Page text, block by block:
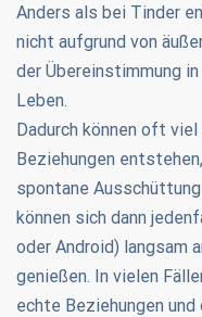
Anders als bei Tinder
nicht aufgrund von
der Übereinstimmung
Leben.
Dadurch können oft
Beziehungen
spontane
können sich dann
oder Android) langsam
genießen. In vielen
echte Beziehungen